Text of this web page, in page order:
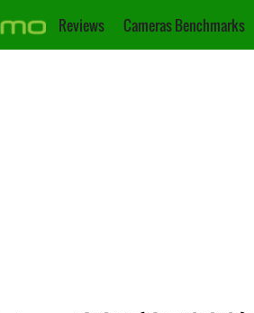
Reviews Cameras Benchmarks